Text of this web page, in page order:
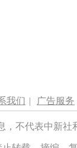
我们 | 广告服务
，不代表中新